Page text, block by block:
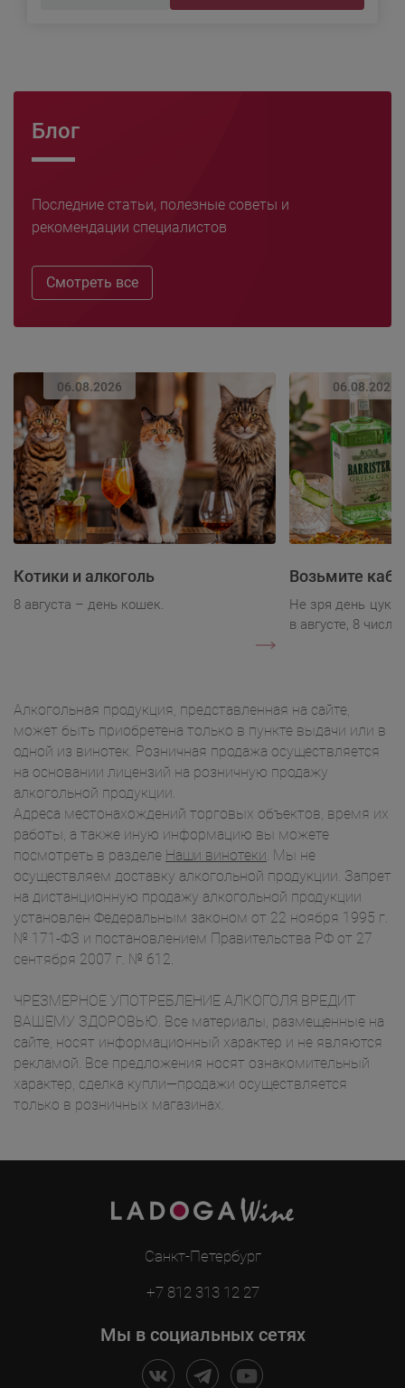
Блог
Последние статьи, полезные советы и
рекомендации специалистов
Смотреть все
06.08.2026
Котики и алкоголь
8 августа – день кошек.
06.08.2026
Возьмите
Не зря день
в августе, 8 числа.
Алкогольная продукция, представленная на сайте,
может быть приобретена только в пункте выдачи или в
одной из винотек. Розничная продажа осуществляется
на основании лицензий на розничную продажу
алкогольной продукции.
Адреса местонахождений торговых объектов, время их
работы, а также иную информацию вы можете
посмотреть в разделе Наши винотеки. Мы не
осуществляем доставку алкогольной продукции. Запрет
на дистанционную продажу алкогольной продукции
установлен Федеральным законом от 22 ноября 1995 г.
№ 171-ФЗ и постановлением Правительства РФ от 27
сентября 2007 г. № 612.
ЧРЕЗМЕРНОЕ УПОТРЕБЛЕНИЕ АЛКОГОЛЯ ВРЕДИТ
ВАШЕМУ ЗДОРОВЬЮ. Все материалы, размещенные на
сайте, носят информационный характер и не являются
рекламой. Все предложения носят ознакомительный
характер, сделка купли—продажи осуществляется
только в розничных магазинах.
Санкт-Петербург
+7 812 313 12 27
Мы в социальных сетях